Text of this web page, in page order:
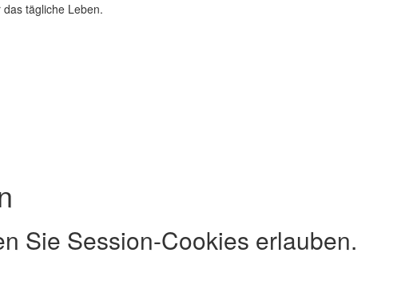
tägliche Leben.
Sie Session-Cookies erlauben.